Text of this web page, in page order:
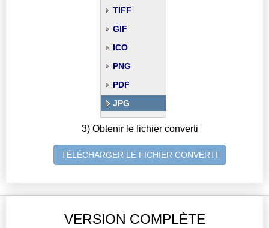
TIFF
GIF
ICO
PNG
PDF
JPG
3) Obtenir le fichier converti
TÉLÉCHARGER LE FICHIER CONVERTI
VERSION COMPLÈTE